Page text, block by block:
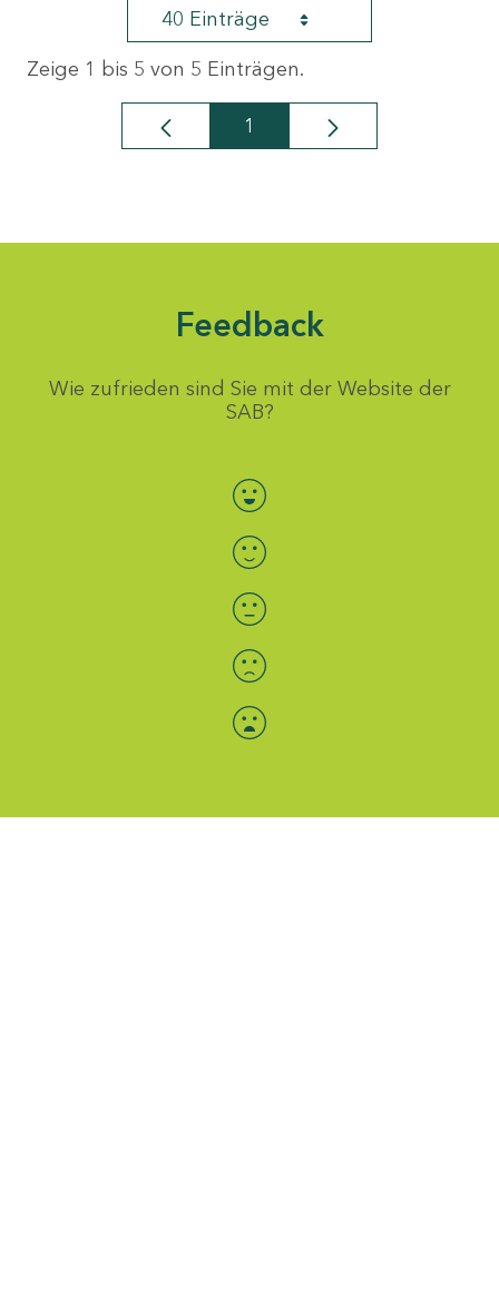
40 Einträge
Zeige 1 bis 5 von 5 Einträgen.
Seite
1
Feedback
Wie zufrieden sind Sie mit der Website der
SAB?
Bewertung auswählen